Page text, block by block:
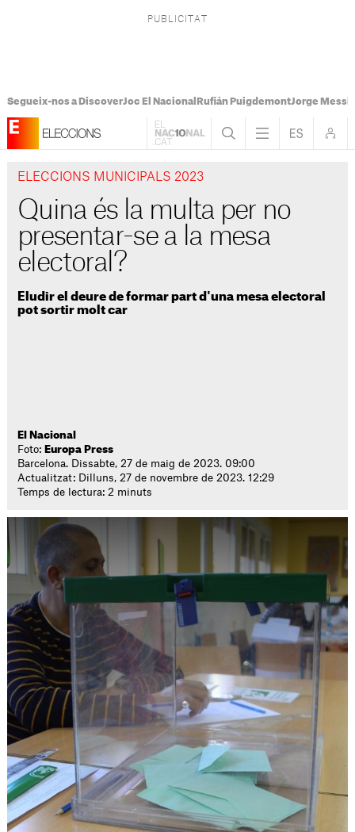
Segueix-nos a DiscoverJoc El Nacional Rufián PuigdemontJorge Messi
ELECCIONS MUNICIPALS 2023
Quina és la multa per no
presentar-se a la mesa
electoral?
Eludir el deure de formar part d'una mesa electoral
pot sortir molt car
El Nacional
Foto: Europa Press
Barcelona. Dissabte, 27 de maig de 2023. 09:00
Actualitzat: Dilluns, 27 de novembre de 2023. 12:29
Temps de lectura: 2 minuts